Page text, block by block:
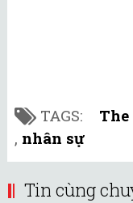
TAGS: The
, nhân sự
Tin cùng